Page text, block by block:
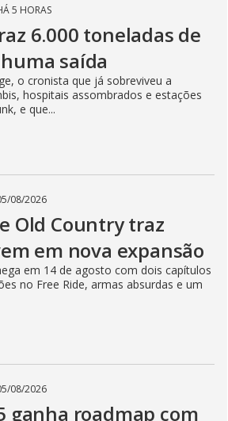
5 HORAS
6.000 toneladas de
saída
o cronista que já sobreviveu a
hospitais assombrados e estações
e que...
08/2026
Old Country traz
em nova expansão
em 14 de agosto com dois capítulos
no Free Ride, armas absurdas e um
08/2026
ganha roadmap com